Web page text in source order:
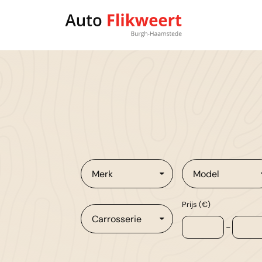
Merk Model
Carrosserie
Prijs (€)
-